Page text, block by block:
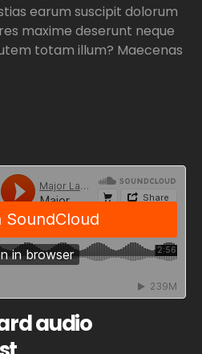
earum suscipit dolorum
maxime deserunt neque
totam illum? Maecenas
audio